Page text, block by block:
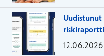
Uudistunut
näkymän
12.06.2026